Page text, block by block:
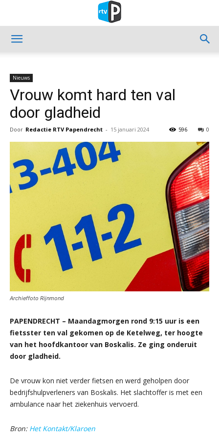
Nieuws
Vrouw komt hard ten val
door gladheid
Door Redactie RTV Papendrecht - 15 januari 2024 0
596
Archieffoto Rijnmond
PAPENDRECHT – Maandagmorgen rond 9:15 uur is een
fietsster ten val gekomen op de Ketelweg, ter hoogte
van het hoofdkantoor van Boskalis. Ze ging onderuit
door gladheid.
De vrouw kon niet verder fietsen en werd geholpen door
bedrijfshulpverleners van Boskalis. Het slachtoffer is met een
ambulance naar het ziekenhuis vervoerd.
Bron: Het Kontakt/Klaroen